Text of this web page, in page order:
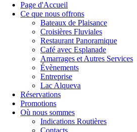
Page d'Accueil
Ce que nous offrons
Bateaux de Plaisance
Croisières Fluviales
Restaurant Panoramique
Café avec Esplanade
Amarrages et Autres Services
Évènements
Entreprise
Lac Alqueva
Réservations
Promotions
Où nous sommes
Indications Routières
Contacts